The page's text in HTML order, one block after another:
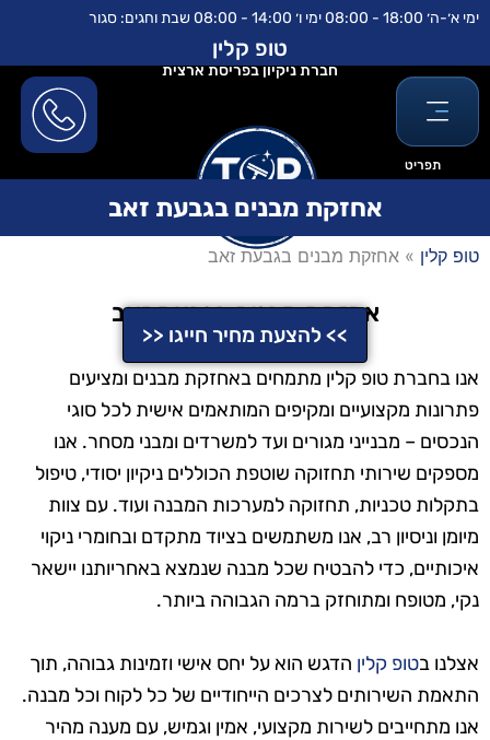
לתוכן
דילוג
ימי א׳-ה׳ 18:00 - 08:00 ימי ו׳ 14:00 - 08:00 שבת וחגים: סגור
תפריט
טופ קלין
חברת ניקיון בפריסת ארצית
אחזקת מבנים בגבעת זאב
טופ קלין » אחזקת מבנים בגבעת זאב
אחזקת מבנים בגבעת זאב
>> להצעת מחיר חייגו <<
אנו בחברת טופ קלין מתמחים באחזקת מבנים ומציעים
פתרונות מקצועיים ומקיפים המותאמים אישית לכל סוגי
הנכסים – מבנייני מגורים ועד למשרדים ומבני מסחר. אנו
מספקים שירותי תחזוקה שוטפת הכוללים ניקיון יסודי, טיפול
בתקלות טכניות, תחזוקה למערכות המבנה ועוד. עם צוות
מיומן וניסיון רב, אנו משתמשים בציוד מתקדם ובחומרי ניקוי
איכותיים, כדי להבטיח שכל מבנה שנמצא באחריותנו יישאר
נקי, מטופח ומתוחזק ברמה הגבוהה ביותר.
אצלנו בטופ קלין הדגש הוא על יחס אישי וזמינות גבוהה, תוך
התאמת השירותים לצרכים הייחודיים של כל לקוח וכל מבנה.
אנו מתחייבים לשירות מקצועי, אמין וגמיש, עם מענה מהיר